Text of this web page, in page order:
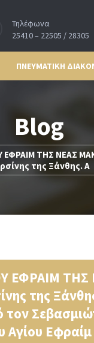
Τηλέφωνα
25410 – 22505 / 28305
ΠΝΕΥΜΑΤΙΚΗ
Blog
ΤΗΣ ΝΕΑΣ
της Ξάνθης. Α
ΕΦΡΑΙΜ ΤΗΣ
της